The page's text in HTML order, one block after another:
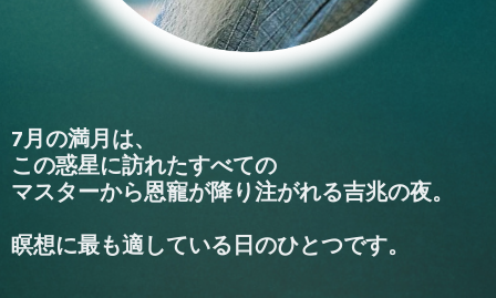
7月の満月は、
この惑星に訪れたすべての
マスターから恩寵が降り注がれる吉兆の夜。
瞑想に最も適している日のひとつです。